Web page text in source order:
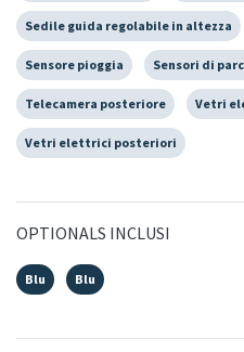
Sedile guida regolabile in altezza
Sensore pioggia Sensori di
Telecamera posteriore Vetri
Vetri elettrici posteriori
OPTIONALS INCLUSI
Blu Blu